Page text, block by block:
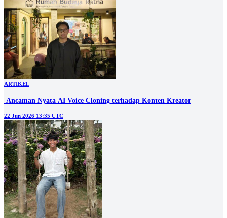
ARTIKEL
‎ Ancaman Nyata AI Voice Cloning terhadap Konten Kreator
22 Jun 2026 13:35 UTC